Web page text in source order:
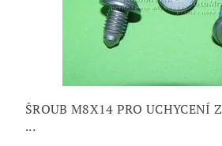
ŠROUB M8X14 PRO UCHYCENÍ
...